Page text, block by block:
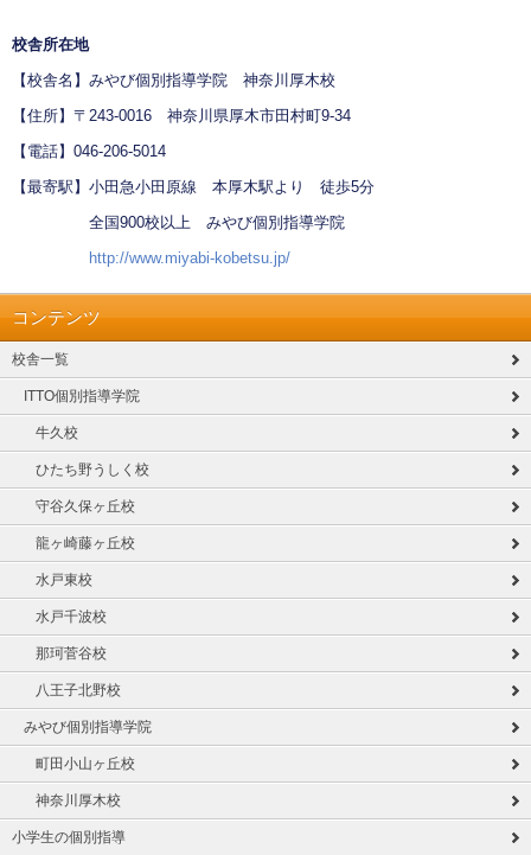
校舎所在地
【校舎名】みやび個別指導学院 神奈川厚木校
【住所】〒243-0016 神奈川県厚木市田村町9-34
【電話】046-206-5014
【最寄駅】小田急小田原線 本厚木駅より 徒歩5分
全国900校以上 みやび個別指導学院
http://www.miyabi-kobetsu.jp/
コンテンツ
校舎一覧
ITTO個別指導学院
牛久校
ひたち野うしく校
守谷久保ヶ丘校
龍ヶ崎藤ヶ丘校
水戸東校
水戸千波校
那珂菅谷校
八王子北野校
みやび個別指導学院
町田小山ヶ丘校
神奈川厚木校
小学生の個別指導